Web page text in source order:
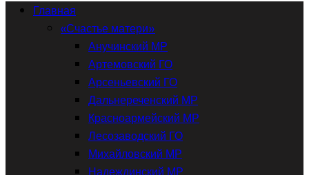
Главная
«Счастье матери»
Анучинский МР
Артемовский ГО
Арсеньевский ГО
Дальнереченский МР
Красноармейский МР
Лесозаводский ГО
Михайловский МР
Надеждинский МР